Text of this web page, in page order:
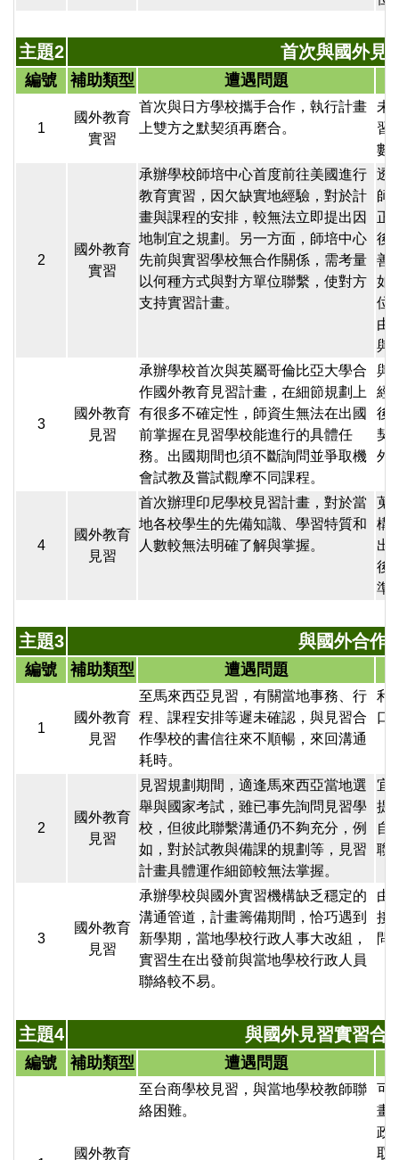
主題2 首次與國外見
編號 補助類型 遭遇問題
1
國外教育
實習
首次與日方學校攜手合作，執行計畫
上雙方之默契須再磨合。
未
習
數
2
國外教育
實習
承辦學校師培中心首度前往美國進行
教育實習，因欠缺實地經驗，對於計
畫與課程的安排，較無法立即提出因
地制宜之規劃。另一方面，師培中心
先前與實習學校無合作關係，需考量
以何種方式與對方單位聯繫，使對方
支持實習計畫。
透
師
正
後
善
如
位
由
與
3
國外教育
見習
承辦學校首次與英屬哥倫比亞大學合
作國外教育見習計畫，在細節規劃上
有很多不確定性，師資生無法在出國
前掌握在見習學校能進行的具體任
務。出國期間也須不斷詢問並爭取機
會試教及嘗試觀摩不同課程。
與
經
後
契
外
4
國外教育
見習
首次辦理印尼學校見習計畫，對於當
地各校學生的先備知識、學習特質和
人數較無法明確了解與掌握。
蒐
構
出
後
準
主題3 與國外合作
編號 補助類型 遭遇問題
1
國外教育
見習
至馬來西亞見習，有關當地事務、行
程、課程安排等遲未確認，與見習合
作學校的書信往來不順暢，來回溝通
耗時。
利
口
2
國外教育
見習
見習規劃期間，適逢馬來西亞當地選
舉與國家考試，雖已事先詢問見習學
校，但彼此聯繫溝通仍不夠充分，例
如，對於試教與備課的規劃等，見習
計畫具體運作細節較無法掌握。
宜
提
自
聯
3
國外教育
見習
承辦學校與國外實習機構缺乏穩定的
溝通管道，計畫籌備期間，恰巧遇到
新學期，當地學校行政人事大改組，
實習生在出發前與當地學校行政人員
聯絡較不易。
由
接
問
主題4 與國外見習實習合
編號 補助類型 遭遇問題
國外教育
至台商學校見習，與當地學校教師聯
絡困難。
可
畫
政
取